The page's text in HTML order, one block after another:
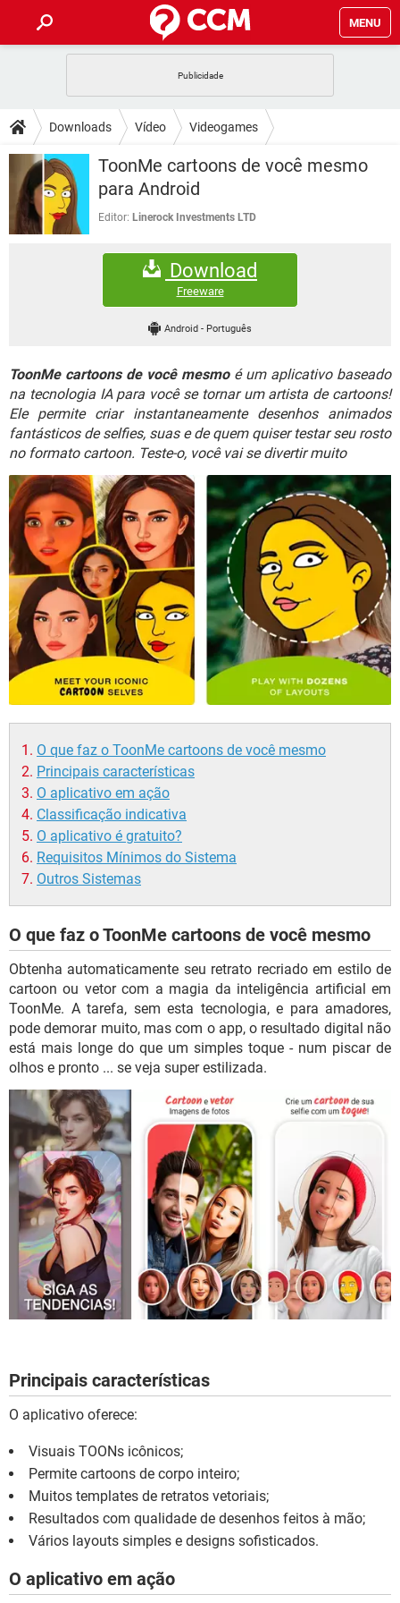
MENU
CELULAR FACEBOOK
OUTLOOK EXCEL
INSTAGRAM
GUIA DE COMPRAS
DICAS
JOGOS WHATSAPP
CELULAR
OUTLOOK
DOWNLOADS
JOGOS
CELULAR FACEBOOK
EXCEL
GMAIL
FÓRUM
FACEBOOK
EXCEL
GMAIL
WHATSAPP
INSTAGRAM GMAIL
GUIA DE COMPRAS
Downloads Vídeo Videogames
ToonMe cartoons de você mesmo
para Android
Editor: Linerock Investments LTD
Download
Freeware
Android - Português
ToonMe cartoons de você mesmoé um aplicativo baseado
na tecnologia IA para você se tornar um artista de cartoons!
Ele permite criar instantaneamente desenhos animados
fantásticos de selfies, suas e de quem quiser testar seu rosto
no formato cartoon. Teste-o, você vai se divertir muito
O que faz o ToonMe cartoons de você mesmo
Principais características
O aplicativo em ação
Classificação indicativa
O aplicativo é gratuito?
Requisitos Mínimos do Sistema
Outros Sistemas
O que faz o ToonMe cartoons de você mesmo
Obtenha automaticamente seu retrato recriado em estilo de
cartoon ou vetor com a magia da inteligência artificial em
ToonMe. A tarefa, sem esta tecnologia, e para amadores,
pode demorar muito, mas com o app, o resultado digital não
está mais longe do que um simples toque - num piscar de
olhos e pronto ... se veja super estilizada.
Principais características
O aplicativo oferece:
Visuais TOONs icônicos;
Permite cartoons de corpo inteiro;
Muitos templates de retratos vetoriais;
Resultados com qualidade de desenhos feitos à mão;
Vários layouts simples e designs sofisticados.
O aplicativo em ação